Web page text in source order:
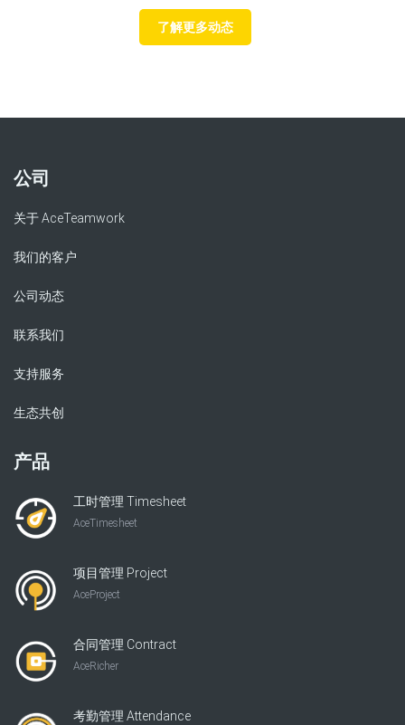
了解更多动态
公司
关于 AceTeamwork
我们的客户
公司动态
联系我们
支持服务
生态共创
产品
工时管理 Timesheet
AceTimesheet
项目管理 Project
AceProject
合同管理 Contract
AceRicher
考勤管理 Attendance